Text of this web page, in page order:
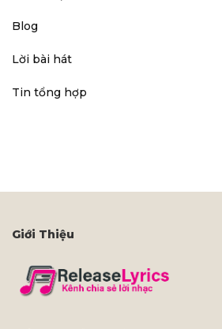
Blog
Lời bài hát
Tin tổng hợp
Giới Thiệu